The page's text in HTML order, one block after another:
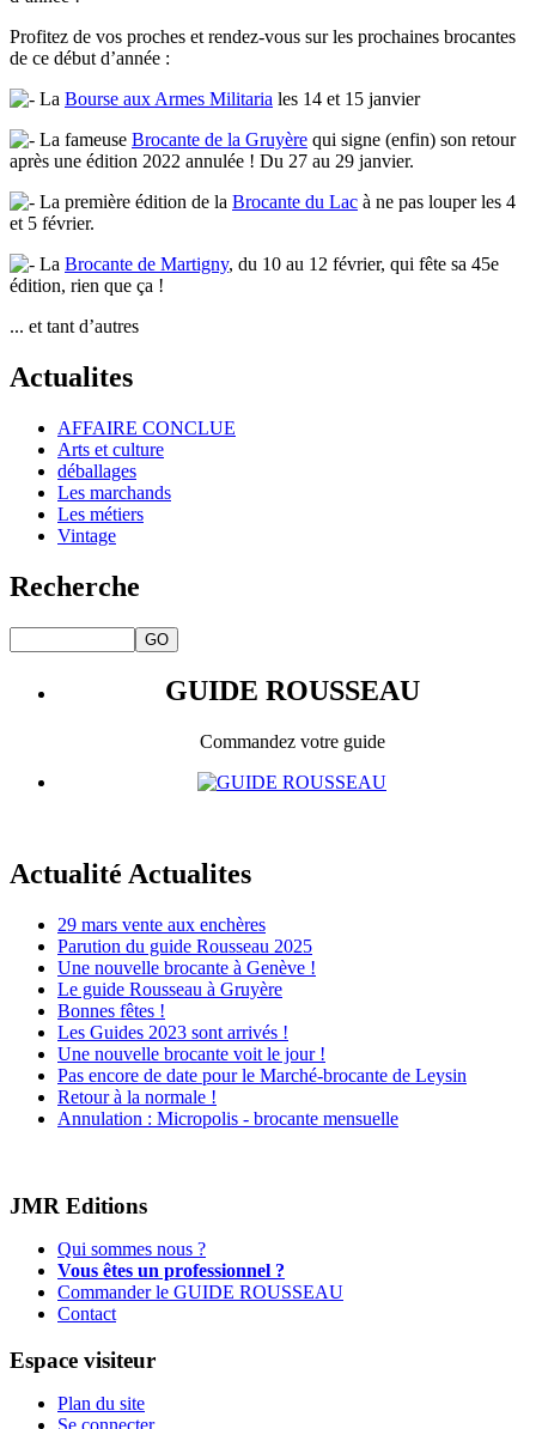
Profitez de vos proches et rendez-vous sur les prochaines brocantes
de ce début d’année :
La Bourse aux Armes Militaria les 14 et 15 janvier
La fameuse Brocante de la Gruyère qui signe (enfin) son retour
après une édition 2022 annulée ! Du 27 au 29 janvier.
La première édition de la Brocante du Lac à ne pas louper les 4
et 5 février.
La Brocante de Martigny, du 10 au 12 février, qui fête sa 45e
édition, rien que ça !
... et tant d’autres
Actualites
AFFAIRE CONCLUE
Arts et culture
déballages
Les marchands
Les métiers
Vintage
Recherche
GUIDE ROUSSEAU
Commandez votre guide
Actualité Actualites
29 mars vente aux enchères
Parution du guide Rousseau 2025
Une nouvelle brocante à Genève !
Le guide Rousseau à Gruyère
Bonnes fêtes !
Les Guides 2023 sont arrivés !
Une nouvelle brocante voit le jour !
Pas encore de date pour le Marché-brocante de Leysin
Retour à la normale !
Annulation : Micropolis - brocante mensuelle
JMR Editions
Qui sommes nous ?
Vous êtes un professionnel ?
Commander le GUIDE ROUSSEAU
Contact
Espace visiteur
Plan du site
Se connecter